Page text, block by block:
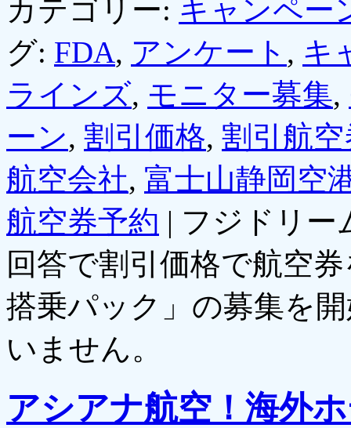
カテゴリー: キャンペー
グ: FDA, アンケート , キ
ラインズ, モニター募集,
ーン, 割引価格, 割引航空
航空会社, 富士山静岡空
航空券予約 | フジドリー
回答で割引価格で航空
搭乗パック」の募集を
いません。
アシアナ航空！海外